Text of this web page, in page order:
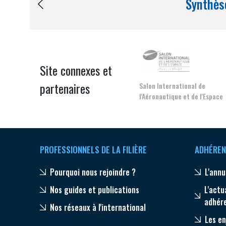
Site connexes et
partenaires
Salon International de
l'Aéronautique et de l'Espace
PROFESSIONNELS DE LA FILIÈRE
Pourquoi nous rejoindre ?
Nos guides et publications
Nos réseaux à l'international
Les
pérennité de votre